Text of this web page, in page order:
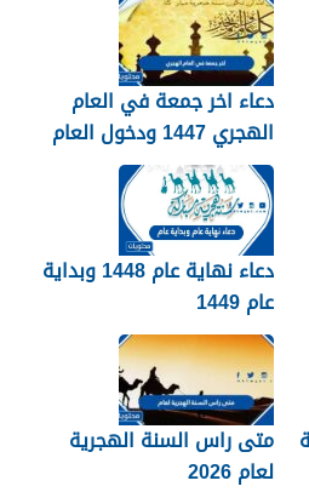
دعاء اخر جمعة في العام
الهجري 1447 ودخول العام
الجديد 1448
دعاء نهاية عام 1448 وبداية
عام 1449
متى راس السنة الهجرية
لعام 2026